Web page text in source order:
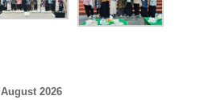
August 2026